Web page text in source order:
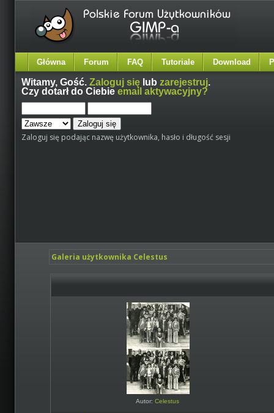
Główna Forum FAQ Tutoriale Download
Witamy, Gość. Zaloguj się lub zarejestruj.
Czy dotarł do Ciebie email aktywacyjny?
Zaloguj się podając nazwę użytkownika, hasło i długość sesji
Galeria użytkownika Celestus
Autor:Celestus